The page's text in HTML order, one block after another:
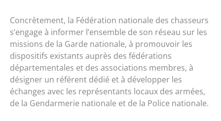
Concrètement, la Fédération nationale des chasseurs
s’engage à informer l’ensemble de son réseau sur les
missions de la Garde nationale, à promouvoir les
dispositifs existants auprès des fédérations
départementales et des associations membres, à
désigner un référent dédié et à développer les
échanges avec les représentants locaux des armées,
de la Gendarmerie nationale et de la Police nationale.